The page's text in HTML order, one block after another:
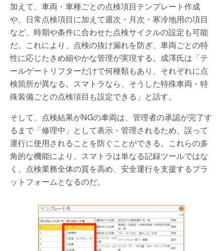
加えて、車両・車種ごとの点検項目テンプレート作成
や、日常点検項目に加えて週次・月次・寒冷地用の項目
など、時期や条件に合わせた点検サイクルの設定も可能
だ。これにより、点検の抜け漏れを防ぎ、車両ごとの特
性に応じたきめ細やかな管理が実現する。成澤氏は「テ
ールゲートリフターだけで何種類もあり、それぞれに点
検箇所が異なる。スマトラなら、そうした特殊車両・特
殊装備ごとの点検項目も設定できる」と話す。
そして、点検結果がNGの車両は、管理者の承認が完了す
るまで「修理中」として表示・管理されるため、誤って
運行に使用されることを防ぐことができる。これらの多
角的な機能により、スマトラは単なる記録ツールではな
く、点検業務全体の質を高め、安全運行を支援するプラ
ットフォームとなるのだ。